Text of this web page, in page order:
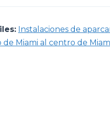
Instalaciones de
Miami al centro de